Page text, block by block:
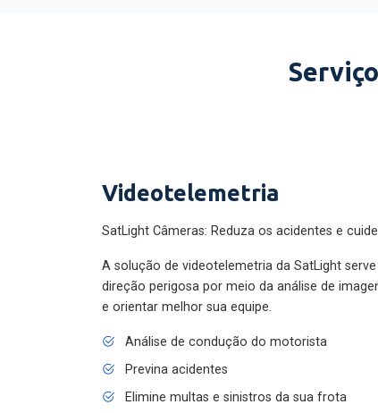
Videotelemetria
SatLight Câmeras: Reduza os acidentes e
A solução de videotelemetria da SatLight
direção perigosa por meio da análise de
e orientar melhor sua equipe.
Análise de condução do motorista
Previna acidentes
Elimine multas e sinistros da sua frota